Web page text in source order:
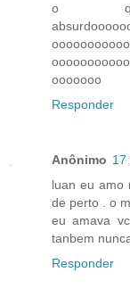
o
ooooooo
Responder
Anônimo 17
luan eu amo
de perto . o
eu amava
tanbem
Responder